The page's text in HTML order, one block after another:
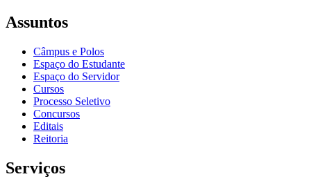
Assuntos
Câmpus e Polos
Espaço do Estudante
Espaço do Servidor
Cursos
Processo Seletivo
Concursos
Editais
Reitoria
Serviços